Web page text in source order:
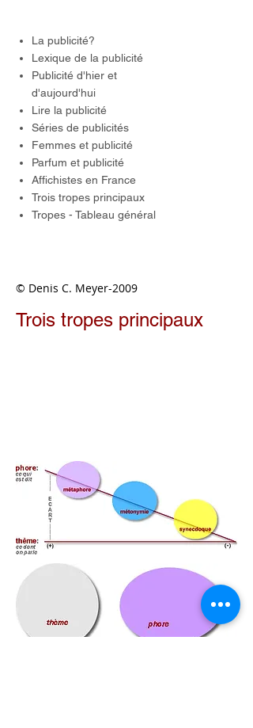
La publicité?
Lexique de la publicité
Publicité d'hier et
d'aujourd'hui
Lire la publicité
Séries de publicités
Femmes et publicité
Parfum et publicité
Affichistes en France
Trois tropes principaux
Tropes - Tableau général
© Denis C. Meyer-2009
Trois tropes principaux